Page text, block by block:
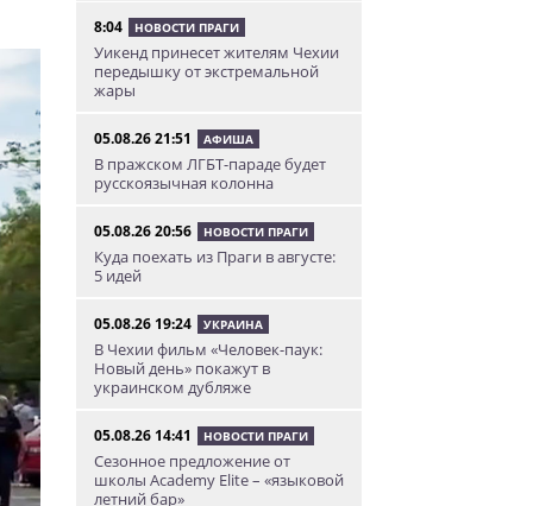
8:04 НОВОСТИ ПРАГИ
Уикенд принесет жителям Чехии
передышку от экстремальной
жары
05.08.26 21:51 АФИША
В пражском ЛГБТ-параде будет
русскоязычная колонна
05.08.26 20:56 НОВОСТИ ПРАГИ
Куда поехать из Праги в августе:
5 идей
05.08.26 19:24 УКРАИНА
В Чехии фильм «Человек-паук:
Новый день» покажут в
украинском дубляже
05.08.26 14:41 НОВОСТИ ПРАГИ
Сезонное предложение от
школы Academy Elite – «языковой
летний бар»